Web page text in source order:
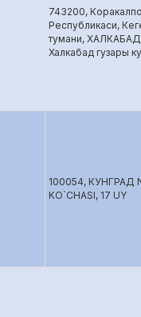
743200,
Республикаси,
тумани,
Халкабад гузары
100054, КУНГРАД
KO`CHASI, 17 UY